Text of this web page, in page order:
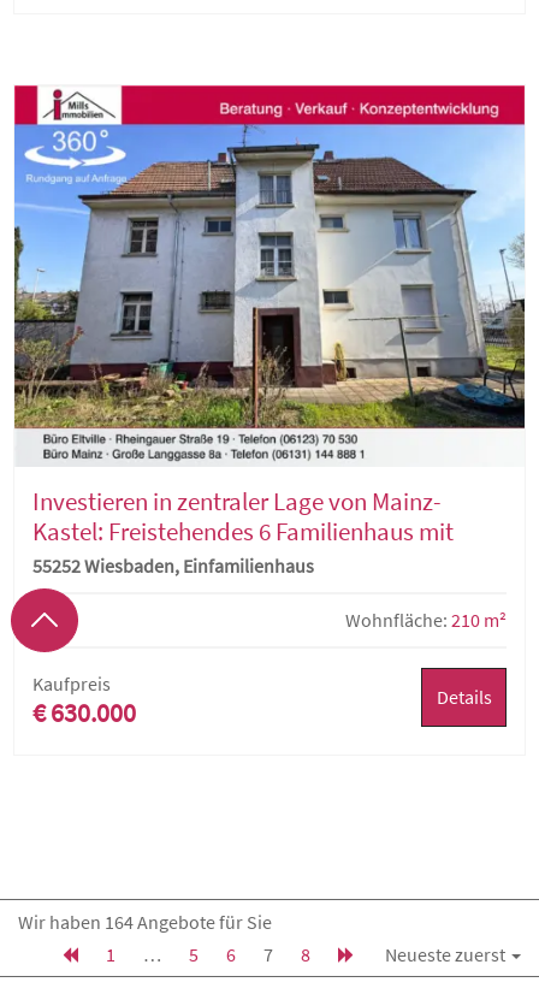
Investieren in zentraler Lage von Mainz-
Kastel: Freistehendes 6 Familienhaus mit
Süd-West-Garten
55252 Wiesbaden, Einfamilienhaus
10 Zi. Wohnfläche: 210 m²
Kaufpreis
€ 630.000 Details
Wir haben 164 Angebote für Sie
1
… 5 6 7 8 Neueste zuerst